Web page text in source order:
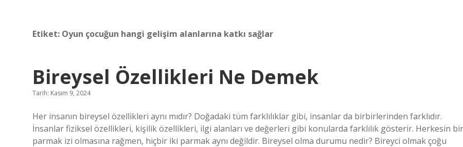
Etiket: Oyun çocuğun hangi gelişim alanlarına katkı sağlar
Bireysel Özellikleri Ne Demek
Tarih: Kasım 9, 2024
Her insanın bireysel özellikleri aynı mıdır? Doğadaki tüm farklılıklar gibi, insanlar da birbirlerinden farklıdır.
İnsanlar fiziksel özellikleri, kişilik özellikleri, ilgi alanları ve değerleri gibi konularda farklılık gösterir. Herkesin bir
parmak izi olmasına rağmen, hiçbir iki parmak aynı değildir. Bireysel olma durumu nedir? Bireyci olmak çoğu